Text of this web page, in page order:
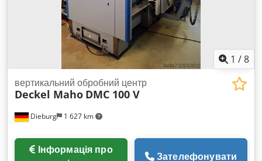
1 /8
Dieburg 1 627 km
вертикальний обробний центр
Deckel Maho DMC 100 V
Зателефонувати